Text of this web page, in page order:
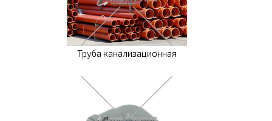
Труба канализационная